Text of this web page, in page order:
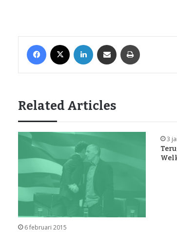
Related Articles
6 februari 2015
3